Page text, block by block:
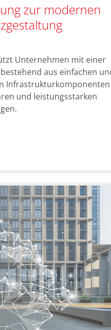
zur modernen
Unternehmen mit einer
aus einfachen
Infrastrukturkomponenten
und leistungsstarken